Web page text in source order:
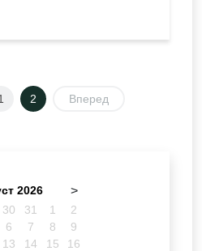
2 Вперед
2026 >
30 31 1
2
6 7 8
9
13 14 15
16